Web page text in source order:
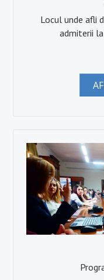
Locul unde afli
admiterii